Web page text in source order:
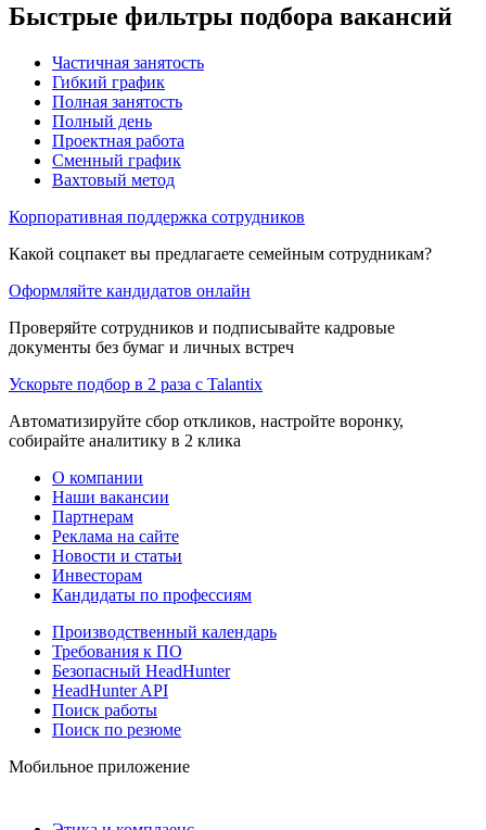
Быстрые фильтры подбора вакансий
Частичная занятость
Гибкий график
Полная занятость
Полный день
Проектная работа
Сменный график
Вахтовый метод
Корпоративная поддержка сотрудников
Какой соцпакет вы предлагаете семейным сотрудникам?
Оформляйте кандидатов онлайн
Проверяйте сотрудников и подписывайте кадровые
документы без бумаг и личных встреч
Ускорьте подбор в 2 раза с Talantix
Автоматизируйте сбор откликов, настройте воронку,
собирайте аналитику в 2 клика
О компании
Наши вакансии
Партнерам
Реклама на сайте
Новости и статьи
Инвесторам
Кандидаты по профессиям
Производственный календарь
Требования к ПО
Безопасный HeadHunter
HeadHunter API
Поиск работы
Поиск по резюме
Мобильное приложение